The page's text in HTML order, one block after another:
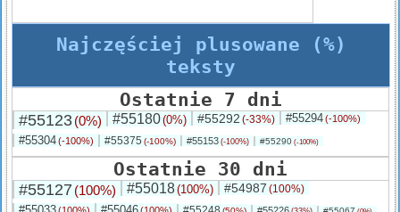
Najczęściej plusowane (%)
teksty
Ostatnie 7 dni
#55123(0%) #55180(0%) #55292 (-33%) #55294(-100%)
#55304(-100%) #55375 (-100%) #55153 (-100%) #55290 (-100%)
Ostatnie 30 dni
#55127 (100%) #55018(100%) #54987 (100%)